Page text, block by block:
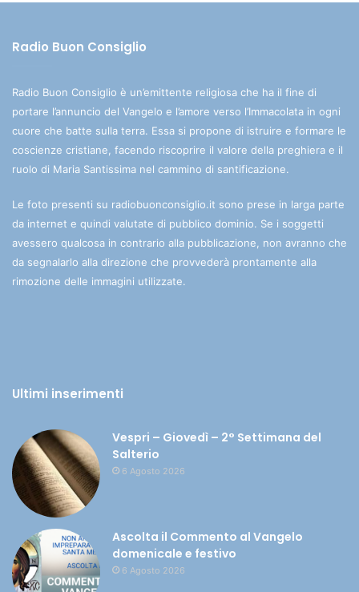
Radio Buon Consiglio
Radio Buon Consiglio è un’emittente religiosa che ha il fine di
portare l’annuncio del Vangelo e l’amore verso l’Immacolata in ogni
cuore che batte sulla terra. Essa si propone di istruire e formare le
coscienze cristiane, facendo riscoprire il valore della preghiera e il
ruolo di Maria Santissima nel cammino di santificazione.
Le foto presenti su radiobuonconsiglio.it sono prese in larga parte
da internet e quindi valutate di pubblico dominio. Se i soggetti
avessero qualcosa in contrario alla pubblicazione, non avranno che
da segnalarlo alla direzione che provvederà prontamente alla
rimozione delle immagini utilizzate.
Ultimi inserimenti
Vespri – Giovedì – 2° Settimana del
Salterio
6 Agosto 2026
Ascolta il Commento al Vangelo
domenicale e festivo
6 Agosto 2026